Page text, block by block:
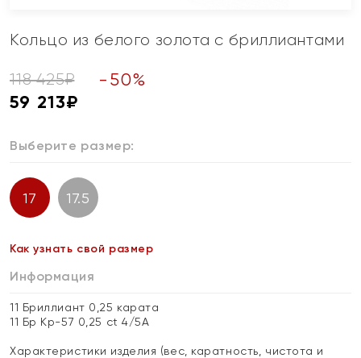
Кольцо из белого золота с бриллиантами
118 425₽ - 50%
59 213₽
Выберите размер:
17 17.5
Как узнать свой размер
Информация
11 Бриллиант 0,25 карата
11 Бр Кр-57 0,25 ct 4/5А
Характеристики изделия (вес, каратность, чистота и